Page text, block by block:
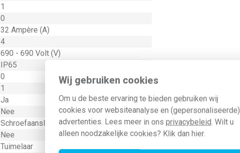
Wij gebruiken cookies
Om u de beste ervaring te bieden gebruiken wij
cookies voor websiteanalyse en (gepersonaliseerde)
advertenties. Lees meer in ons privacybeleid. Wilt u
alleen noodzakelijke cookies? Klik dan hier.
1
0
32 Ampère (A)
4
690 - 690 Volt (V)
IP65
0
1
Ja
Nee
Schroefaansluiting
Nee
Tuimelaar